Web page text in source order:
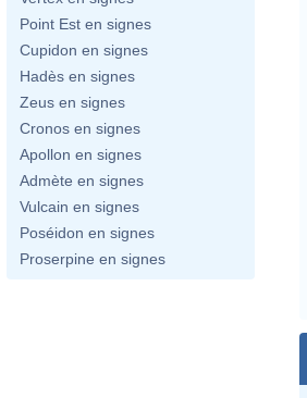
Point Est en signes
Cupidon en signes
Hadès en signes
Zeus en signes
Cronos en signes
Apollon en signes
Admète en signes
Vulcain en signes
Poséidon en signes
Proserpine en signes